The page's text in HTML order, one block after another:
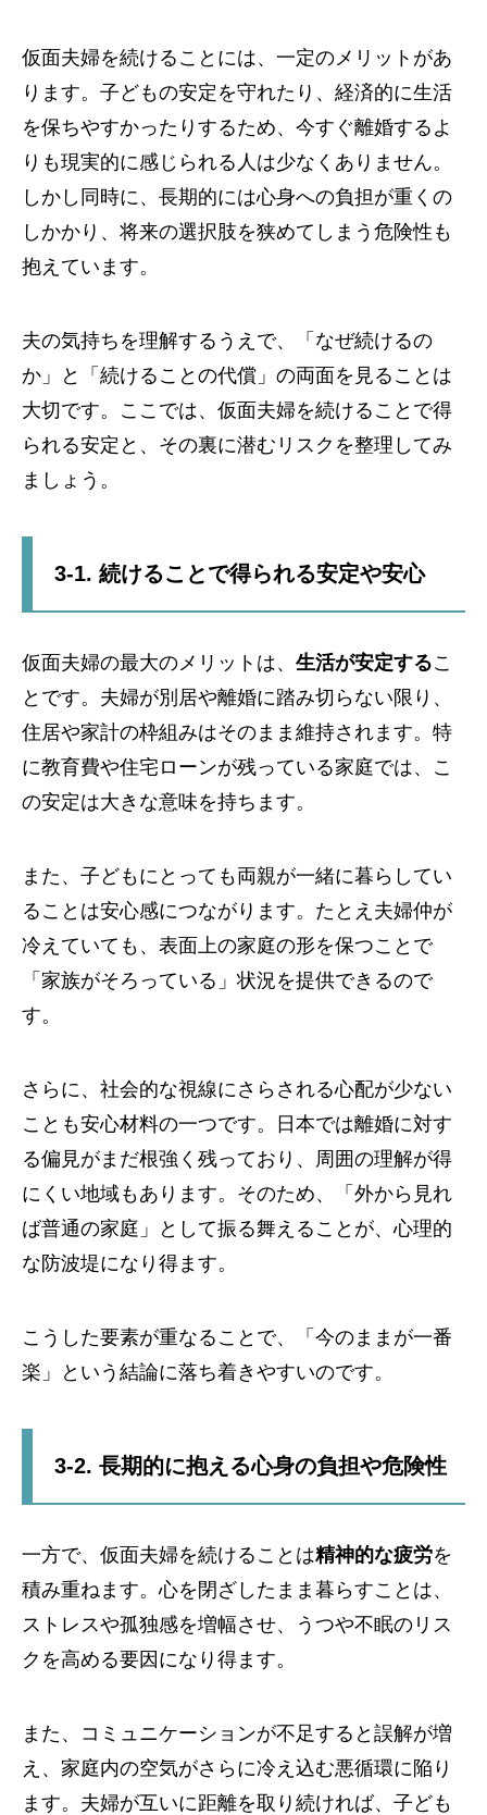
仮面夫婦を続けることには、一定のメリットがあ
ります。子どもの安定を守れたり、経済的に生活
を保ちやすかったりするため、今すぐ離婚するよ
りも現実的に感じられる人は少なくありません。
しかし同時に、長期的には心身への負担が重くの
しかかり、将来の選択肢を狭めてしまう危険性も
抱えています。
夫の気持ちを理解するうえで、「なぜ続けるの
か」と「続けることの代償」の両面を見ることは
大切です。ここでは、仮面夫婦を続けることで得
られる安定と、その裏に潜むリスクを整理してみ
ましょう。
3-1. 続けることで得られる安定や安心
仮面夫婦の最大のメリットは、 生活が安定するこ
とです。夫婦が別居や離婚に踏み切らない限り、
住居や家計の枠組みはそのまま維持されます。特
に教育費や住宅ローンが残っている家庭では、こ
の安定は大きな意味を持ちます。
また、子どもにとっても両親が一緒に暮らしてい
ることは安心感につながります。たとえ夫婦仲が
冷えていても、表面上の家庭の形を保つことで
「家族がそろっている」状況を提供できるので
す。
さらに、社会的な視線にさらされる心配が少ない
ことも安心材料の一つです。日本では離婚に対す
る偏見がまだ根強く残っており、周囲の理解が得
にくい地域もあります。そのため、「外から見れ
ば普通の家庭」として振る舞えることが、心理的
な防波堤になり得ます。
こうした要素が重なることで、「今のままが一番
楽」という結論に落ち着きやすいのです。
3-2. 長期的に抱える心身の負担や危険性
一方で、仮面夫婦を続けることは精神的な疲労を
積み重ねます。心を閉ざしたまま暮らすことは、
ストレスや孤独感を増幅させ、うつや不眠のリス
クを高める要因になり得ます。
また、コミュニケーションが不足すると誤解が増
え、家庭内の空気がさらに冷え込む悪循環に陥り
ます。夫婦が互いに距離を取り続ければ、子ども